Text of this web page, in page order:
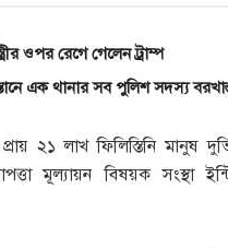
ওপর রেগে গেলেন ট্রাম্প
এক থানার সব পুলিশ সদস্য
২১ লাখ ফিলিস্তিনি মানুষ
মূল্যায়ন বিষয়ক সংস্থা